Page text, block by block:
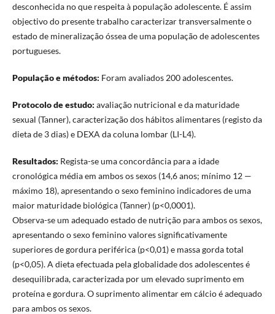
desconhecida no que respeita à população adolescente. É assim
objectivo do presente trabalho caracterizar transversalmente o
estado de mineralização óssea de uma população de adolescentes
portugueses.
População e métodos: Foram avaliados 200 adolescentes.
Protocolo de estudo: avaliação nutricional e da maturidade
sexual (Tanner), caracterização dos hábitos alimentares (registo da
dieta de 3 dias) e DEXA da coluna lombar (LI-L4).
Resultados: Regista-se uma concordância para a idade
cronológica média em ambos os sexos (14,6 anos; mínimo 12 —
máximo 18), apresentando o sexo feminino indicadores de uma
maior maturidade biológica (Tanner) (p<0,0001).
Observa-se um adequado estado de nutrição para ambos os sexos,
apresentando o sexo feminino valores significativamente
superiores de gordura periférica (p<0,01) e massa gorda total
(p<0,05). A dieta efectuada pela globalidade dos adolescentes é
desequilibrada, caracterizada por um elevado suprimento em
proteína e gordura. O suprimento alimentar em cálcio é adequado
para ambos os sexos.